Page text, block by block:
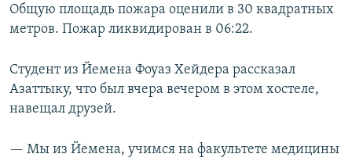
Общую площадь пожара оценили в 30 квадратных
метров. Пожар ликвидирован в 06:22.
Студент из Йемена Фоуаз Хейдера рассказал
Азаттыку, что был вчера вечером в этом хостеле,
навещал друзей.
— Мы из Йемена, учимся на факультете медицины